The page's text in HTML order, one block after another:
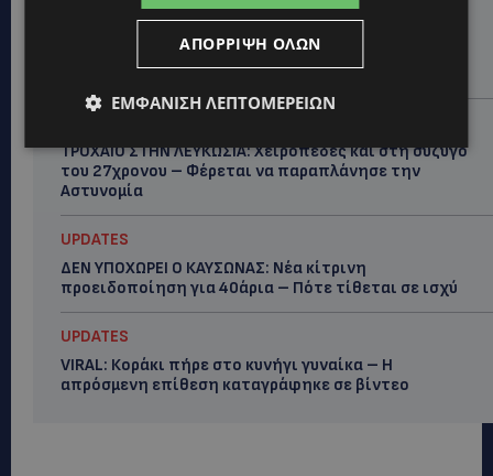
ΜΑΡΙΝΟΣ ΚΩΝΣΤΑΝΤΙΝΙΔΗΣ: Οι πρωτοβουλίες για να
ξαναζωντανέψει η Μακαρίου και το κέντρο της
Λευκωσίας-(Βίντεο)
ΤΡΟΧΑΙΟ ΣΤΗΝ ΛΕΥΚΩΣΙΑ: Χειροπέδες και στη σύζυγο
του 27χρονου – Φέρεται να παραπλάνησε την
Αστυνομία
UPDATES
ΔΕΝ ΥΠΟΧΩΡΕΙ Ο ΚΑΥΣΩΝΑΣ: Νέα κίτρινη
προειδοποίηση για 40άρια – Πότε τίθεται σε ισχύ
UPDATES
VIRAL: Κοράκι πήρε στο κυνήγι γυναίκα – Η
απρόσμενη επίθεση καταγράφηκε σε βίντεο
ΑΠΌΡΡΙΨΗ ΌΛΩΝ
ΕΜΦΆΝΙΣΗ ΛΕΠΤΟΜΕΡΕΙΏΝ